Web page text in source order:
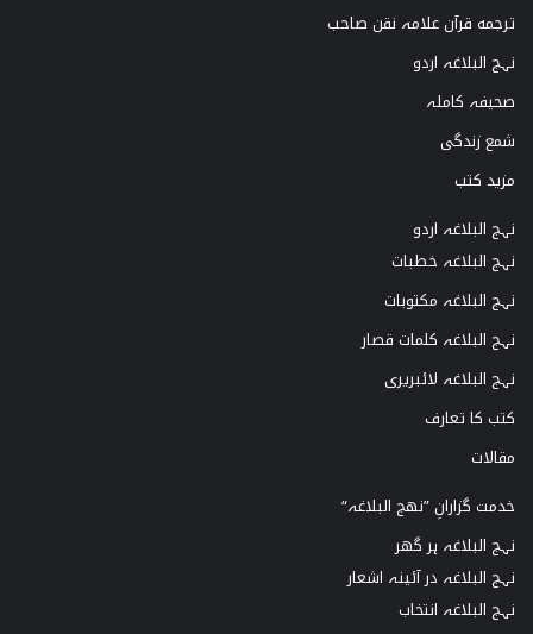
ترجمه قرآن علامہ نقن صاحب
نہج البلاغہ اردو
صحیفہ کاملہ
شمع زندگی
مزید کتب
نہج البلاغہ اردو
نہج البلاغہ خطبات
نہج البلاغہ مکتوبات
نہج البلاغہ کلمات قصار
نہج البلاغہ لائبریری
کتب کا تعارف
مقالات
خدمت گزارانِ ”نھج البلاغہ“
نہج البلاغہ ہر گھر
نہج البلاغہ در آئینہ اشعار
نہج البلاغہ انتخاب